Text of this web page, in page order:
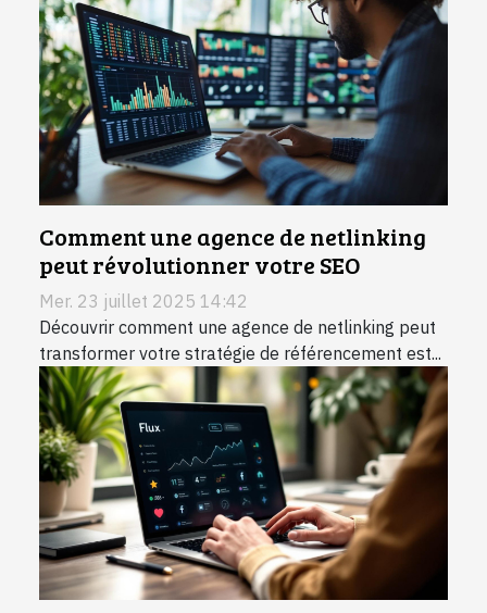
Comment une agence de netlinking
peut révolutionner votre SEO
Mer. 23 juillet 2025 14:42
Découvrir comment une agence de netlinking peut
transformer votre stratégie de référencement est...